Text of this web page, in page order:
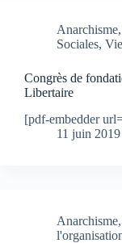
Anarchisme,
Sociales,
Congrès de
Libertaire
[pdf-embedder
11 juin 2019
Anarchisme,